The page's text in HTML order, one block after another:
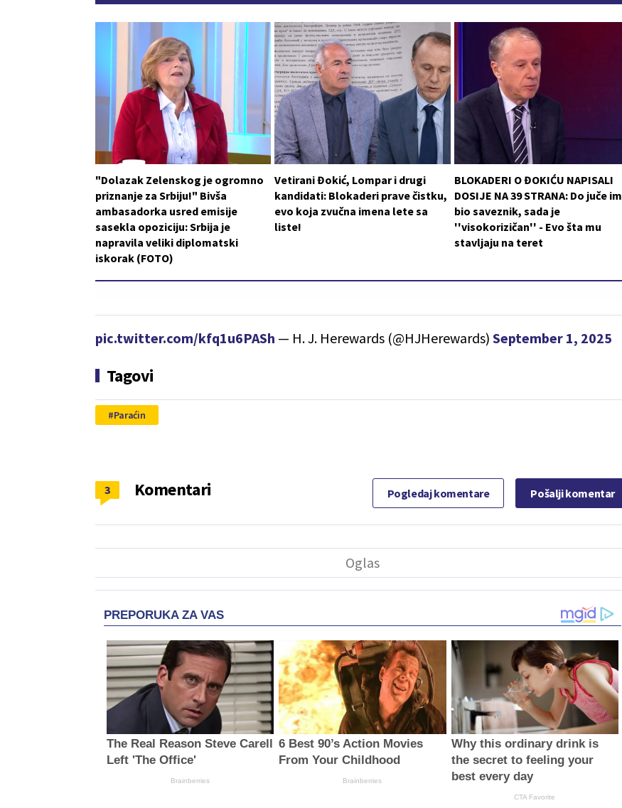
"Dolazak Zelenskog je ogromno
priznanje za Srbiju!" Bivša
ambasadorka usred emisije
sasekla opoziciju: Srbija je
napravila veliki diplomatski
iskorak (FOTO)
Vetirani Đokić, Lompar i drugi
kandidati: Blokaderi prave čistku,
evo koja zvučna imena lete sa
liste!
BLOKADERI O ĐOKIĆU NAPISALI
DOSIJE NA 39 STRANA: Do juče im
bio saveznik, sada je
''visokorizičan'' - Evo šta mu
stavljaju na teret
pic.twitter.com/kfq1u6PASh — H. J. Herewards (@HJHerewards) September 1, 2025
Tagovi
Paraćin
Komentari
3 Pogledaj komentare Pošalji komentar
PREPORUKA ZA VAS
The Real Reason Steve Carell
Left 'The Office'
Brainberries
6 Best 90’s Action Movies
From Your Childhood
Brainberries
Why this ordinary drink is
the secret to feeling your
best every day
CTA Favorite